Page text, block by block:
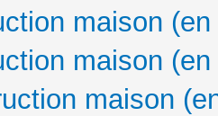
maison
maison
maison